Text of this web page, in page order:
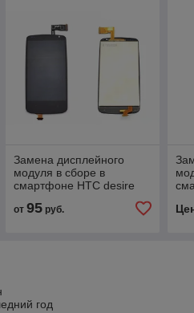
Замена дисплейного
модуля в сборе в
смартфоне HTC desire
от 95руб.
год